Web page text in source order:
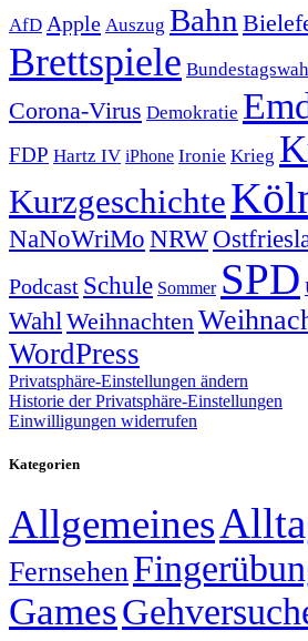
AfD Apple Auszug Bahn
Brettspiele
Corona-Virus Demokratie
FDP Hartz IV iPhone Ironie Krieg
Kurzgeschichte
NaNoWriMo NRW
Podcast Schule Sommer SPD
Wahl Weihnachten
WordPress
Privatsphäre-Einstellungen ändern
Historie der Privatsphäre-Einstellungen
Einwilligungen widerrufen
Kategorien
Allgemeines
Fernsehen
Games